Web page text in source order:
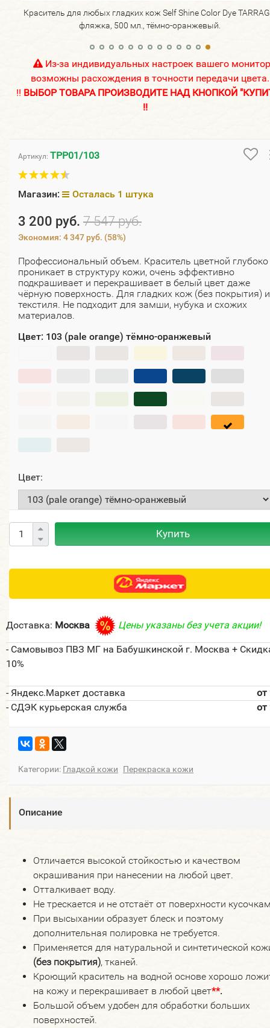
Краситель для любых гладких кож Self Shine Color Dye
фляжка, 500 мл., тёмно-оранжевый.
Из-за индивидуальных настроек вашего
возможны расхождения в точности передачи цвета.
!! ВЫБОР ТОВАРА ПРОИЗВОДИТЕ НАД КНОПКОЙ
!!
Артикул: TPP01/103
Магазин: Осталась 1 штука
3 200 руб. 7 547 руб.
Экономия: 4 347 руб. (58%)
Профессиональный объем. Краситель цветной глубоко
проникает в структуру кожи, очень эффективно
подкрашивает и перекрашивает в белый цвет даже
чёрную поверхность. Для гладких кож (без покрытия) и
текстиля. Не подходит для замши, нубука и схожих
материалов.
Цвет: 103 (pale orange) тёмно-оранжевый
Цвет:
Купить
Доставка: Москва Цены указаны без учета акции!
- Самовывоз ПВЗ МГ на Бабушкинской г. Москва +
10%
- Яндекс.Маркет доставка
- СДЭК курьерская служба
Категории: Гладкой кожи Перекраска кожи
Описание
Отличается высокой стойкостью и качеством
окрашивания при нанесении на любой цвет.
Отталкивает воду.
Не трескается и не отстаёт от поверхности
При высыхании образует блеск и поэтому
дополнительная полировка не требуется.
Применяется для натуральной и синтетической
(без покрытия), тканей.
Кроющий краситель на водной основе хорошо
на кожу и перекрашивает в любой цвет**.
Большой объем удобен для обработки больших
поверхностей.